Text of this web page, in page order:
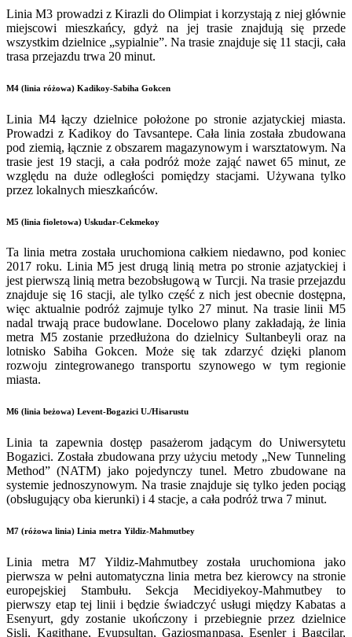
Linia M3 prowadzi z Kirazli do Olimpiat i korzystają z niej głównie
miejscowi mieszkańcy, gdyż na jej trasie znajdują się przede
wszystkim dzielnice „sypialnie”. Na trasie znajduje się 11 stacji, cała
trasa przejazdu trwa 20 minut.
M4 (linia różowa) Kadikoy-Sabiha Gokcen
Linia M4 łączy dzielnice położone po stronie azjatyckiej miasta.
Prowadzi z Kadikoy do Tavsantepe. Cała linia została zbudowana
pod ziemią, łącznie z obszarem magazynowym i warsztatowym. Na
trasie jest 19 stacji, a cała podróż może zająć nawet 65 minut, ze
względu na duże odległości pomiędzy stacjami. Używana tylko
przez lokalnych mieszkańców.
M5 (linia fioletowa) Uskudar-Cekmekoy
Ta linia metra została uruchomiona całkiem niedawno, pod koniec
2017 roku. Linia M5 jest drugą linią metra po stronie azjatyckiej i
jest pierwszą linią metra bezobsługową w Turcji. Na trasie przejazdu
znajduje się 16 stacji, ale tylko część z nich jest obecnie dostępna,
więc aktualnie podróż zajmuje tylko 27 minut. Na trasie linii M5
nadal trwają prace budowlane. Docelowo plany zakładają, że linia
metra M5 zostanie przedłużona do dzielnicy Sultanbeyli oraz na
lotnisko Sabiha Gokcen. Może się tak zdarzyć dzięki planom
rozwoju zintegrowanego transportu szynowego w tym regionie
miasta.
M6 (linia beżowa) Levent-Bogazici U./Hisarustu
Linia ta zapewnia dostęp pasażerom jadącym do Uniwersytetu
Bogazici. Została zbudowana przy użyciu metody „New Tunneling
Method” (NATM) jako pojedynczy tunel. Metro zbudowane na
systemie jednoszynowym. Na trasie znajduje się tylko jeden pociąg
(obsługujący oba kierunki) i 4 stacje, a cała podróż trwa 7 minut.
M7 (różowa linia) Linia metra Yildiz-Mahmutbey
Linia metra M7 Yildiz-Mahmutbey została uruchomiona jako
pierwsza w pełni automatyczna linia metra bez kierowcy na stronie
europejskiej Stambułu. Sekcja Mecidiyekoy-Mahmutbey to
pierwszy etap tej linii i będzie świadczyć usługi między Kabatas a
Esenyurt, gdy zostanie ukończony i przebiegnie przez dzielnice
Sisli, Kagithane, Eyupsultan, Gaziosmanpasa, Esenler i Bagcilar,